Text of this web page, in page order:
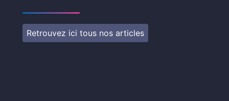
Retrouvez ici tous nos articles